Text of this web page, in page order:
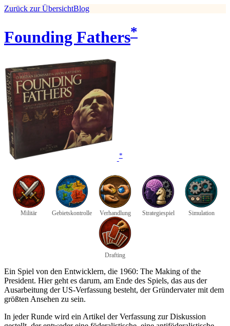
Zurück zur ÜbersichtBlog
Founding Fathers*
*
Militär Gebietskontrolle Verhandlung Strategiespiel Simulation
Drafting
Ein Spiel von den Entwicklern, die 1960: The Making of the
President. Hier geht es darum, am Ende des Spiels, das aus der
Ausarbeitung der US-Verfassung besteht, der Gründervater mit dem
größten Ansehen zu sein.
In jeder Runde wird ein Artikel der Verfassung zur Diskussion